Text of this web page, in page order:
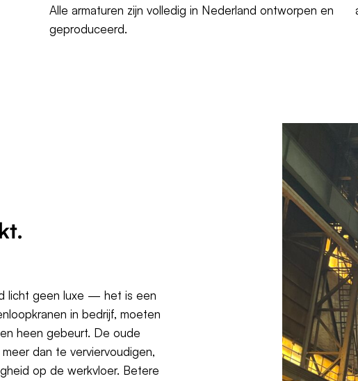
Alle armaturen zijn volledig in Nederland ontworpen en
geproduceerd.
licht geen luxe — het is een
in bedrijf, moeten
heen gebeurt. De oude
dan te verviervoudigen,
op de werkvloer. Betere